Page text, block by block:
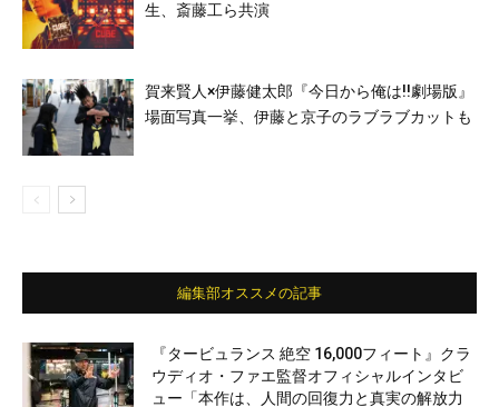
生、斎藤工ら共演
賀来賢人×伊藤健太郎『今日から俺は!!劇場版』
場面写真一挙、伊藤と京子のラブラブカットも
編集部オススメの記事
『タービュランス 絶空 16,000フィート』クラ
ウディオ・ファエ監督オフィシャルインタビ
ュー「本作は、人間の回復力と真実の解放力